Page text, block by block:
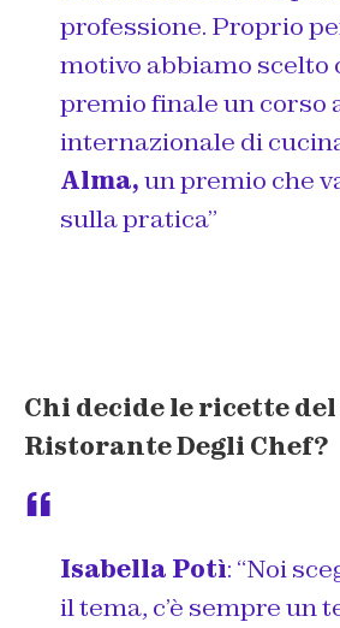
professione. Proprio
motivo abbiamo scelto
premio finale un corso
internazionale di
Alma,un premio che
sulla pratica”
Chi decide le ricette
Ristorante Degli Chef?
Isabella Potì: “Noi
il tema, c’è sempre un